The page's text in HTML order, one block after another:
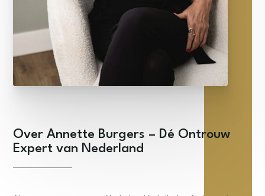
Over Annette Burgers – Dé Ontrouw
Expert van Nederland